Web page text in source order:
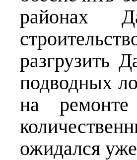
районах
разгрузить
подводных
на
ожидался